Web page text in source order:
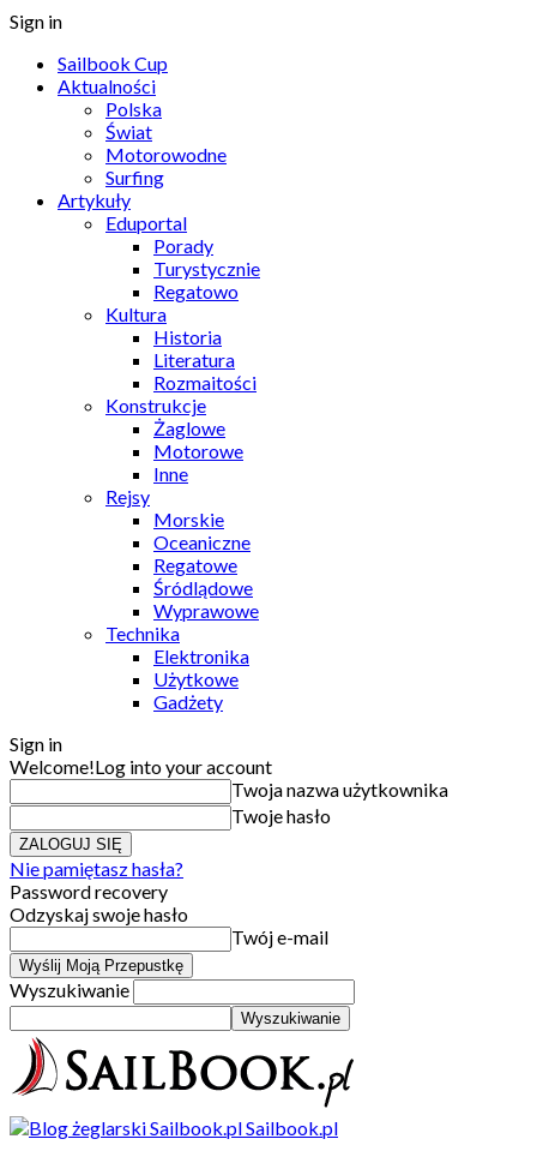
Sign in
Sailbook Cup
Aktualności
Polska
Świat
Motorowodne
Surfing
Artykuły
Eduportal
Porady
Turystycznie
Regatowo
Kultura
Historia
Literatura
Rozmaitości
Konstrukcje
Żaglowe
Motorowe
Inne
Rejsy
Morskie
Oceaniczne
Regatowe
Śródlądowe
Wyprawowe
Technika
Elektronika
Użytkowe
Gadżety
Sign in
Welcome!Log into your account
Twoja nazwa użytkownika
Twoje hasło
Nie pamiętasz hasła?
Password recovery
Odzyskaj swoje hasło
Twój e-mail
Wyszukiwanie
Sailbook.pl